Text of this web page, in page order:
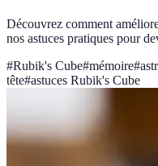
Découvrez comment
nos astuces pratiques pour
#Rubik's Cube#mémoire#
tête#astuces Rubik's Cube